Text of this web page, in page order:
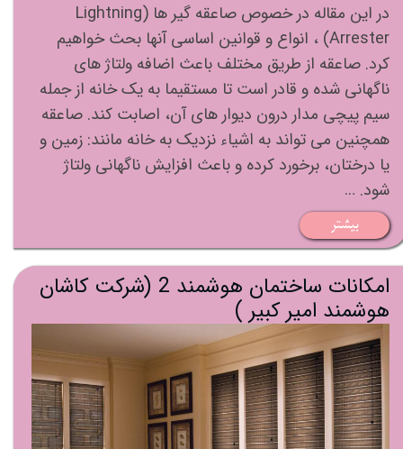
در این مقاله در خصوص صاعقه گیر ها (Lightning
Arrester) ، انواع و قوانین اساسی آنها بحث خواهیم
کرد. صاعقه از طریق مختلف باعث اضافه ولتاژ های
ناگهانی شده و قادر است تا مستقیما به یک خانه از جمله
سیم پیچی مدار درون دیوار های آن، اصابت کند. صاعقه
همچنین می تواند به اشیاء نزدیک به خانه مانند: زمین و
یا درختان، برخورد کرده و باعث افزایش ناگهانی ولتاژ
شود. …
بیشتر
امکانات ساختمان هوشمند 2 (شرکت کاشان
هوشمند امیر کبیر )